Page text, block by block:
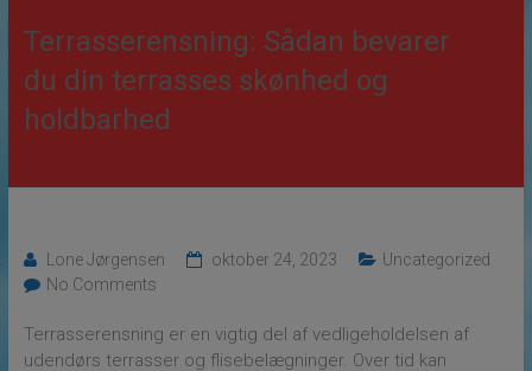
Terrasserensning: Sådan bevarer
du din terrasses skønhed og
holdbarhed
Lone Jørgensen oktober 24, 2023
Uncategorized
No Comments
Terrasserensning er en vigtig del af vedligeholdelsen af
udendørs terrasser og flisebelægninger. Over tid kan